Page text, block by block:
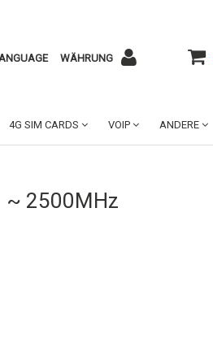
WÄHRUNG
4G SIM CARDS VOIP ANDERE
~ 2500MHz